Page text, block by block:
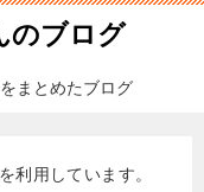
のブログ
まとめたブログ
利用しています。